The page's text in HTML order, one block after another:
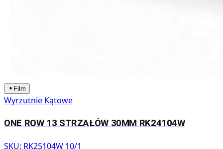
Film
Wyrzutnie Kątowe
ONE ROW 13 STRZAŁÓW 30MM RK24104W
SKU: RK25104W 10/1